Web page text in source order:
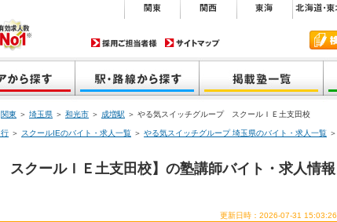
関東 ＞ 埼玉県 ＞ 和光市 ＞ 成増駅 ＞ やる気スイッチグループ スクールＩＥ土支田校
行 ＞ スクールIEのバイト・求人一覧 ＞ やる気スイッチグループ 埼玉県のバイト・求人一覧 ＞
スクールＩＥ土支田校】の塾講師バイト・求人情報
更新日時：2026-07-31 15:03:26